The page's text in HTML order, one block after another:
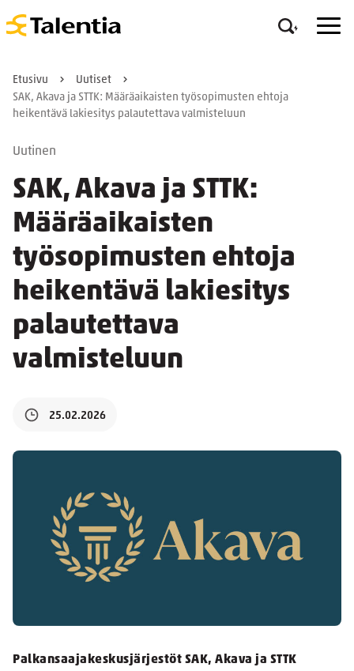
Etusivu
Uutiset
SAK, Akava ja STTK: Määräaikaisten työsopimusten ehtoja
heikentävä lakiesitys palautettava valmisteluun
Uutinen
SAK, Akava ja STTK:
Määräaikaisten
työsopimusten ehtoja
heikentävä lakiesitys
palautettava
valmisteluun
25.02.2026
Palkansaajakeskusjärjestöt SAK, Akava ja STTK